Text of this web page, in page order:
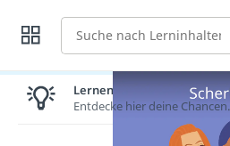
Suche
Lernen lohnt sich!
Entdecke hier deine Chancen.